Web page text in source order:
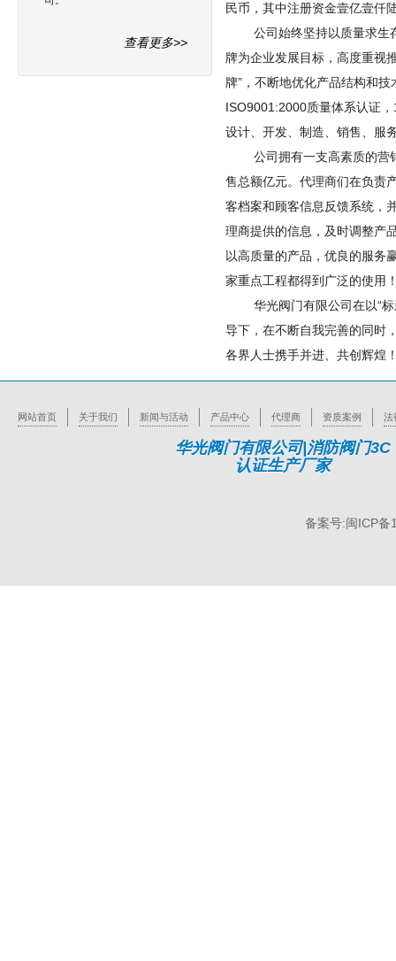
查看更多>>
民币，其中注册资金壹亿壹仟
公司始终坚持以质量求生存
牌为企业发展目标，高度重视
牌”，不断地优化产品结构和
ISO9001:2000质量体系认证
设计、开发、制造、销售、服
公司拥有一支高素质的营销
售总额亿元。代理商们在负责
客档案和顾客信息反馈系统，
理商提供的信息，及时调整产
以高质量的产品，优良的服务
家重点工程都得到广泛的使用
华光阀门有限公司在以“标
导下，在不断自我完善的同时
各界人士携手并进、共创辉煌
网站首页 关于我们 新闻与活动 产品中心 代理商 资质案例 法
华光阀门有限公司|消防阀门3C
认证生产厂家
备案号:闽ICP备